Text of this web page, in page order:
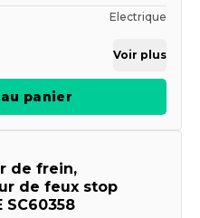
Electrique
Voir plus
panier
de frein,
de feux stop
SC60358